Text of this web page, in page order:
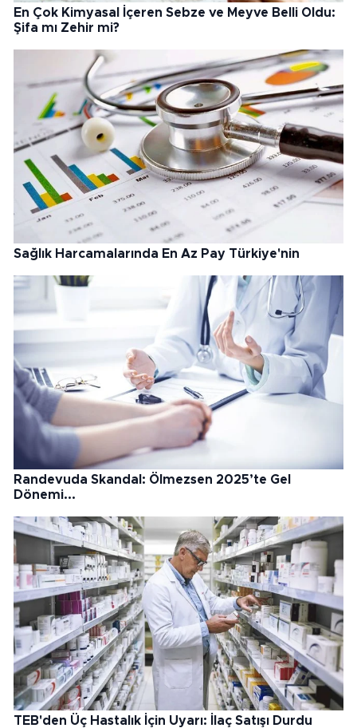
En Çok Kimyasal İçeren Sebze ve Meyve Belli Oldu:
Şifa mı Zehir mi?
Sağlık Harcamalarında En Az Pay Türkiye'nin
Randevuda Skandal: Ölmezsen 2025’te Gel
Dönemi...
TEB'den Üç Hastalık İçin Uyarı: İlaç Satışı Durdu